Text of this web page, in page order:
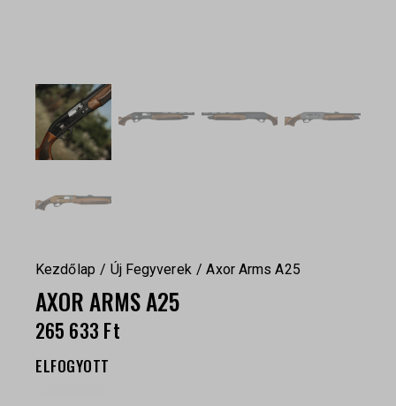
Kezdőlap Új Fegyverek Axor Arms A25
AXOR ARMS A25
265 633 Ft
ELFOGYOTT